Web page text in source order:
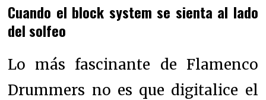
Cuando el block system se sienta al lado
del solfeo
Lo más fascinante de Flamenco
Drummers no es que digitalice el